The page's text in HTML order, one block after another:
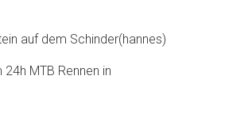
auf dem Schinder(hannes)
MTB Rennen in